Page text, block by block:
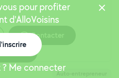
Contacter
Auto-entrepreneur
pour profiter
d'AlloVoisins
Me connecter